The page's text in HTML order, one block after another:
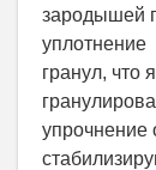
зародышей
уплотнение
гранул, что
упрочнение